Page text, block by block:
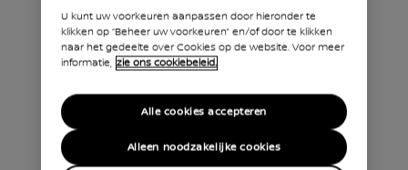
Uw
EXTERIEURDESIGN
U kunt uw voorkeuren aanpassen door hieronder te
klikken op “Beheer uw voorkeuren” en/of door te klikken
naar het gedeelte over Cookies op de website. Voor meer
informatie, zie ons cookiebeleid.
Alleen noodzakelijke cookies
Alle cookies accepteren